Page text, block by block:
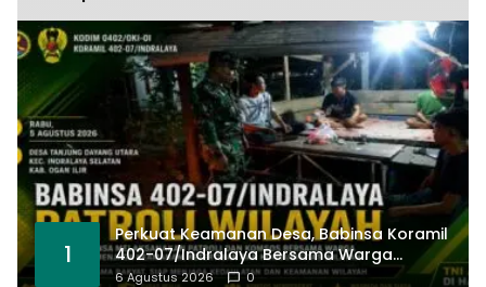
1
Perkuat Keamanan Desa, Babinsa Koramil
402-07/Indralaya Bersama Warga
Aktifkan Siskamling dan Patroli Terpadu
6 Agustus 2026 0